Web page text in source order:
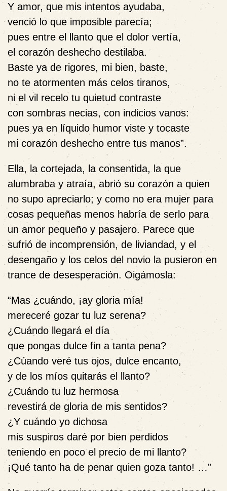
Y amor, que mis intentos ayudaba,
venció lo que imposible parecía;
pues entre el llanto que el dolor vertía,
el corazón deshecho destilaba.
Baste ya de rigores, mi bien, baste,
no te atormenten más celos tiranos,
ni el vil recelo tu quietud contraste
con sombras necias, con indicios vanos:
pues ya en líquido humor viste y tocaste
mi corazón deshecho entre tus manos”.
Ella, la cortejada, la consentida, la que
alumbraba y atraía, abrió su corazón a quien
no supo apreciarlo; y como no era mujer para
cosas pequeñas menos habría de serlo para
un amor pequeño y pasajero. Parece que
sufrió de incomprensión, de liviandad, y el
desengaño y los celos del novio la pusieron en
trance de desesperación. Oigámosla:
“Mas ¿cuándo, ¡ay gloria mía!
mereceré gozar tu luz serena?
¿Cuándo llegará el día
que pongas dulce fin a tanta pena?
¿Cúando veré tus ojos, dulce encanto,
y de los míos quitarás el llanto?
¿Cuándo tu luz hermosa
revestirá de gloria de mis sentidos?
¿Y cuándo yo dichosa
mis suspiros daré por bien perdidos
teniendo en poco el precio de mi llanto?
¡Qué tanto ha de penar quien goza tanto! …”